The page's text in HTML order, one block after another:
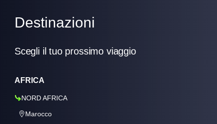
Destinazioni
Scegli il tuo prossimo viaggio
AFRICA
NORD AFRICA
Marocco